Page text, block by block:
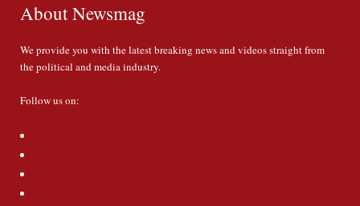
About Newsmag
We provide you with the latest breaking news and videos straight from
the political and media industry.
Follow us on: